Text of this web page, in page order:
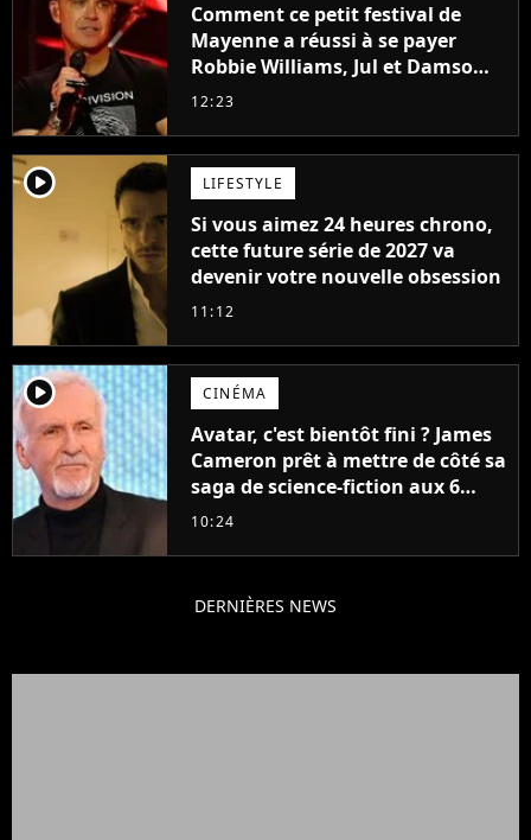
Comment ce petit festival de
Mayenne a réussi à se payer
Robbie Williams, Jul et Damso
cette année ?
12:23
player2 LIFESTYLE
Si vous aimez 24 heures chrono,
cette future série de 2027 va
devenir votre nouvelle obsession
11:12
player2 CINÉMA
Avatar, c'est bientôt fini ? James
Cameron prêt à mettre de côté sa
saga de science-fiction aux 6
milliards de recettes
10:24
DERNIÈRES NEWS